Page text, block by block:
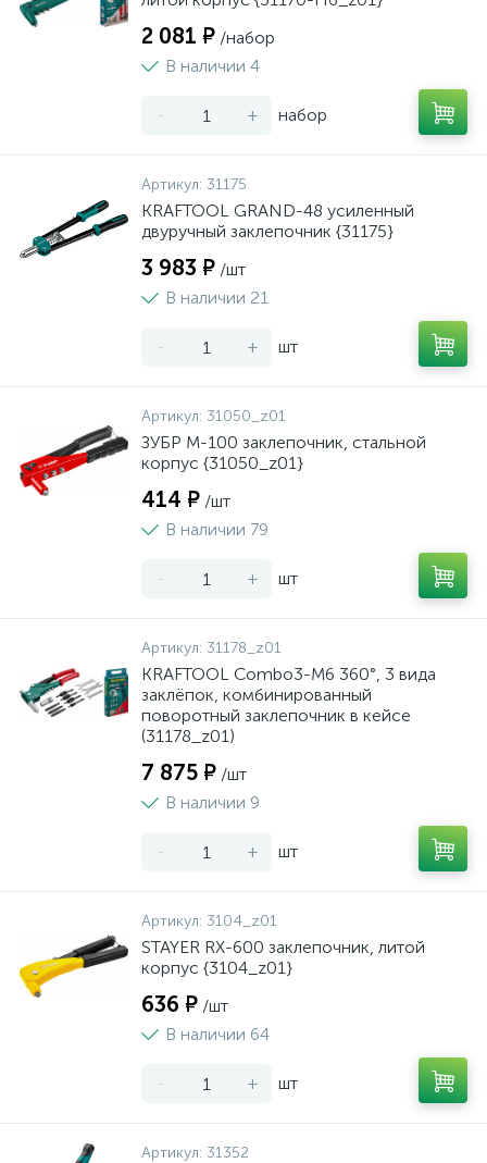
2 081 ₽ /набор
В наличии 4
- + набор
Артикул: 31175
KRAFTOOL GRAND-48 усиленный
двуручный заклепочник {31175}
3 983 ₽ /шт
В наличии 21
- + шт
Артикул: 31050_z01
ЗУБР M-100 заклепочник, cтальной
корпус {31050_z01}
414 ₽ /шт
В наличии 79
- + шт
Артикул: 31178_z01
KRAFTOOL Combo3-M6 360°, 3 вида
заклёпок, комбинированный
поворотный заклепочник в кейсе
(31178_z01)
7 875 ₽ /шт
В наличии 9
- + шт
Артикул: 3104_z01
STAYER RX-600 заклепочник, литой
корпус {3104_z01}
636 ₽ /шт
В наличии 64
- + шт
Артикул: 31352